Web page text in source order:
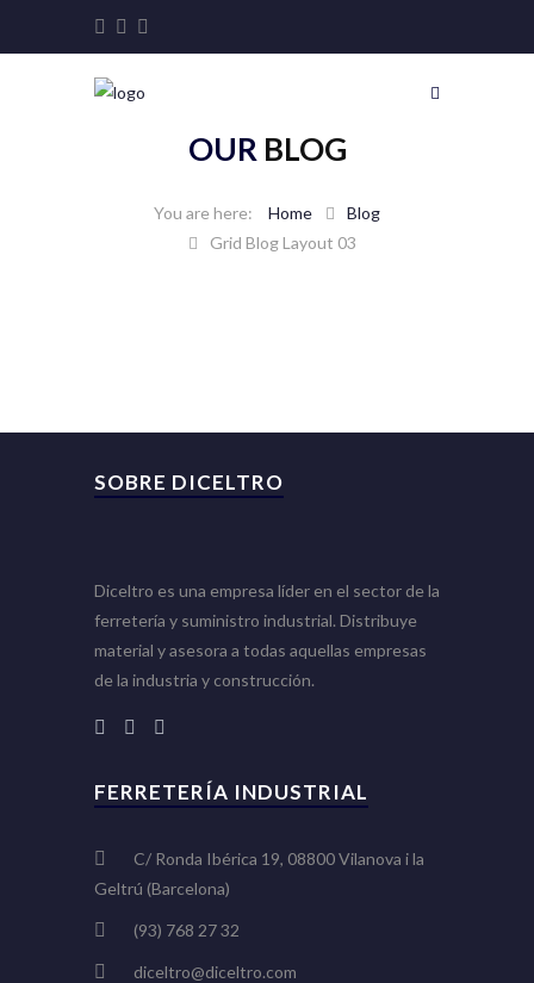
OUR BLOG
Home
Blog
Grid Blog Layout 03
SOBRE DICELTRO
Diceltro es una empresa líder en el sector de la
ferretería y suministro industrial. Distribuye
material y asesora a todas aquellas empresas
de la industria y construcción.
FERRETERÍA INDUSTRIAL
C/ Ronda Ibérica 19, 08800 Vilanova i la
Geltrú (Barcelona)
(93) 768 27 32
diceltro@diceltro.com